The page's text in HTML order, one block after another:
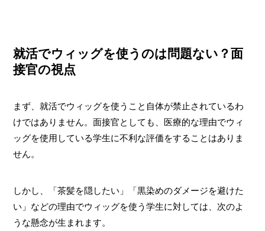
就活でウィッグを使うのは問題ない？面
接官の視点
まず、就活でウィッグを使うこと自体が禁止されているわ
けではありません。面接官としても、医療的な理由でウィ
ッグを使用している学生に不利な評価をすることはありま
せん。
しかし、「茶髪を隠したい」「黒染めのダメージを避けた
い」などの理由でウィッグを使う学生に対しては、次のよ
うな懸念が生まれます。